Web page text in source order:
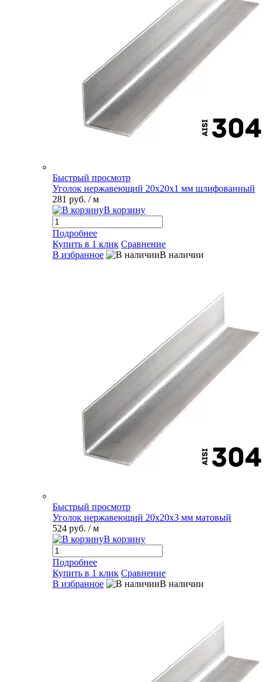
Быстрый просмотр
Уголок нержавеющий 20х20х1 мм шлифованный
281 руб. / м
В корзину
Подробнее
Купить в 1 клик Сравнение
В избранное
В наличии
Быстрый просмотр
Уголок нержавеющий 20х20х3 мм матовый
524 руб. / м
В корзину
Подробнее
Купить в 1 клик Сравнение
В избранное
В наличии